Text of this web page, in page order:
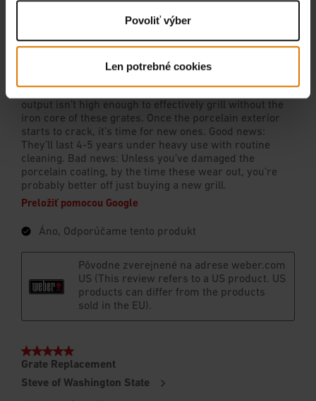
Povoliť výber
Len potrebné cookies